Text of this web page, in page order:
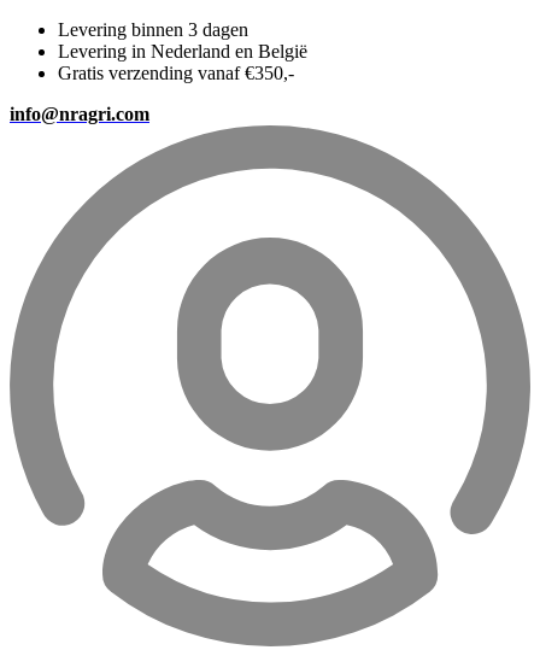
Levering binnen 3 dagen
Levering in Nederland en België
Gratis verzending vanaf €350,-
info@nragri.com